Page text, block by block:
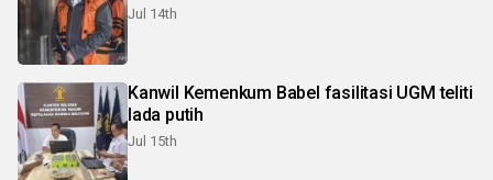
Jul 14th
Kanwil Kemenkum Babel fasilitasi UGM teliti
lada putih
Jul 15th